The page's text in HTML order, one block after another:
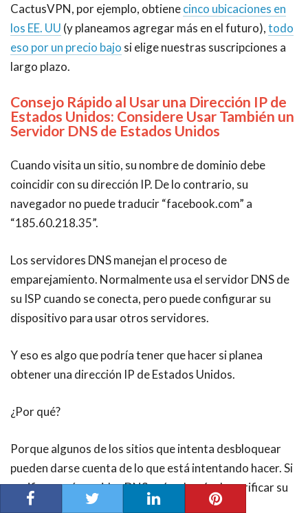
CactusVPN, por ejemplo, obtienecinco ubicaciones en
los EE. UU (y planeamos agregar más en el futuro),todo
eso por un precio bajo si elige nuestras suscripciones a
largo plazo.
Consejo Rápido al Usar una Dirección IP de
Estados Unidos: Considere Usar También un
Servidor DNS de Estados Unidos
Cuando visita un sitio, su nombre de dominio debe
coincidir con su dirección IP. De lo contrario, su
navegador no puede traducir “facebook.com” a
“185.60.218.35”.
Los servidores DNS manejan el proceso de
emparejamiento. Normalmente usa el servidor DNS de
su ISP cuando se conecta, pero puede configurar su
dispositivo para usar otros servidores.
Y eso es algo que podría tener que hacer si planea
obtener una dirección IP deEstados Unidos.
¿Por qué?
Porque algunos de los sitios que intenta desbloquear
pueden darse cuenta de lo que está intentando hacer. Si
verifican qué servidor DNS usó, además de verificar su
dirección IP, verán un problema.